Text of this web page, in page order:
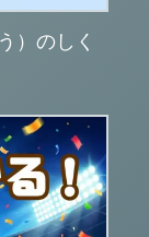
）のしく